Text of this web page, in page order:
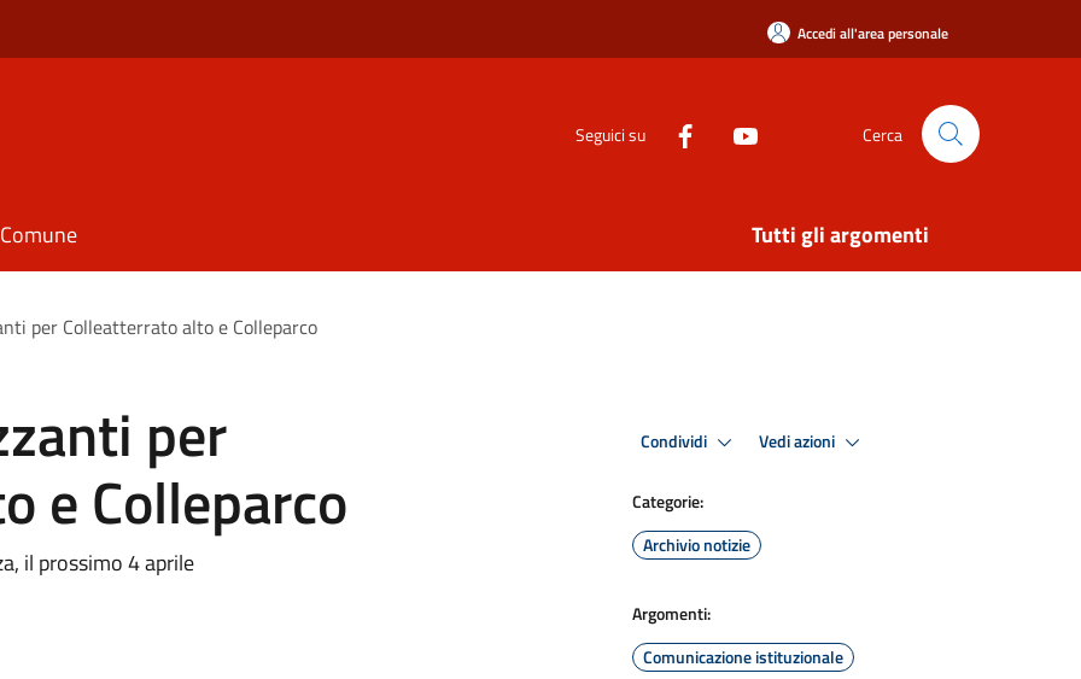
Accedi all'area personale
Seguici su Cerca
Tutti gli argomenti
per Colleatterrato alto e Colleparco
per
e Colleparco
il prossimo 4 aprile
Condividi Vedi azioni
Categorie:
Archivio notizie
Argomenti:
Comunicazione istituzionale